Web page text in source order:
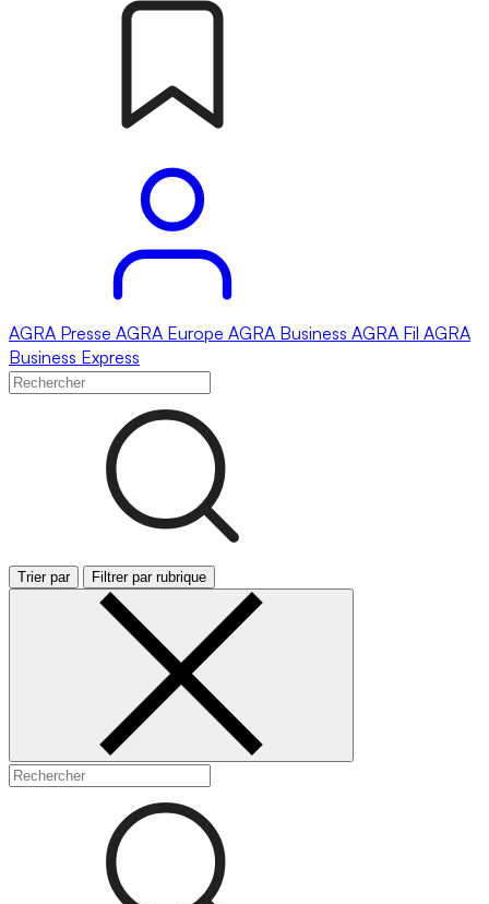
AGRA Presse AGRA Europe AGRA Business AGRA Fil AGRA
Business Express
Trier par Filtrer par rubrique